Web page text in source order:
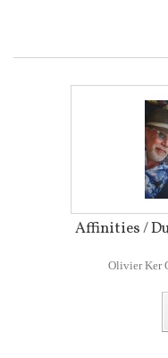
Affinities /
Olivier Ker